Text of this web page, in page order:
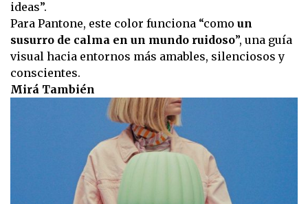
ideas”.
Para Pantone, este color funciona “como un
susurro de calma en un mundo ruidoso”, una guía
visual hacia entornos más amables, silenciosos y
conscientes.
Mirá También